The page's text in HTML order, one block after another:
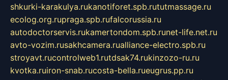
shkurki-karakulya.rukanotiforet.spb.rututmassage.ru
ecolog.org.rupraga.spb.rufalcorussia.ru
autodoctorservis.rukamertondom.spb.runet-life.net.ru
avto-vozim.rusakhcamera.rualliance-electro.spb.ru
stroyavt.rucontrolweb1.rutdsak74.rukinzozo-ru.ru
kvotka.ruiron-snab.rucosta-bella.rueugrus.pp.ru